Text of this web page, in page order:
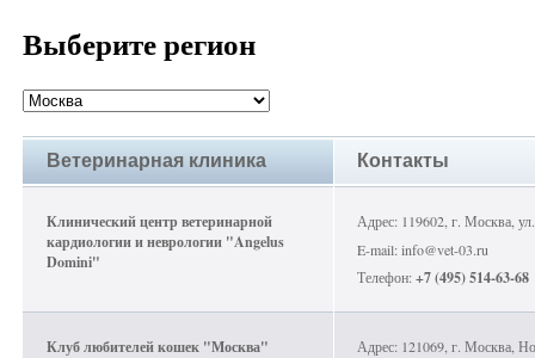
Выберите регион
Ветеринарная клиника Контакты
Клинический центр ветеринарной
кардиологии и неврологии "Angelus
Domini"
Адрес: 119602, г. Москва,
E-mail: info@vet-03.ru
Телефон:+7 (495) 514-63-68
Клуб любителей кошек "Москва"
Адрес: 121069, г. Москва,